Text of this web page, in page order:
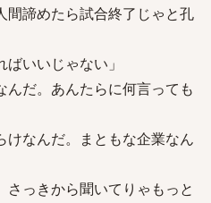
間諦めたら試合終了じゃと孔
いいじゃない」
だ。あんたらに何言っても
なんだ。まともな企業なん
っきから聞いてりゃもっと